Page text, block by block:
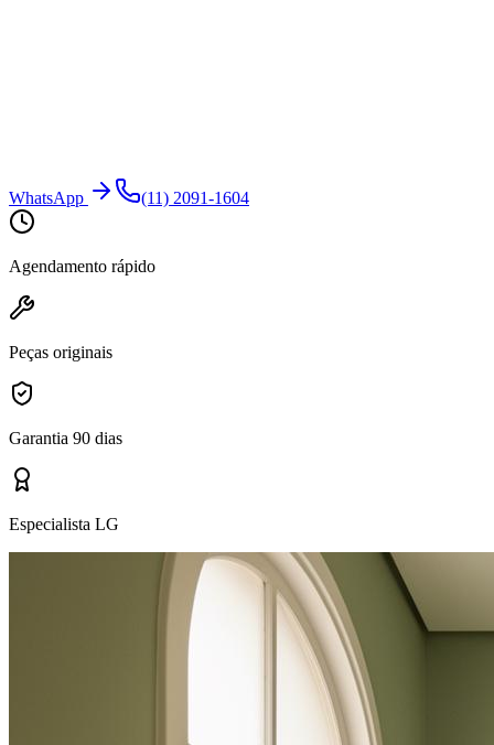
WhatsApp (11) 2091-1604
Agendamento rápido
Peças originais
Garantia 90 dias
Especialista LG